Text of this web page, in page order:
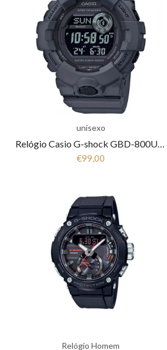
unisexo
Relógio Casio G-shock GBD-800UC-8ER
€99,00
Relógio Homem